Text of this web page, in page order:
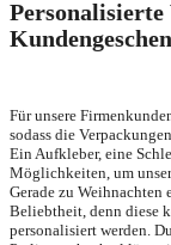
Für unsere
sodass die
Ein Aufkleber, eine
Möglichkeiten, um
Gerade zu Weihnachten
Beliebtheit, denn diese
personalisiert werden.